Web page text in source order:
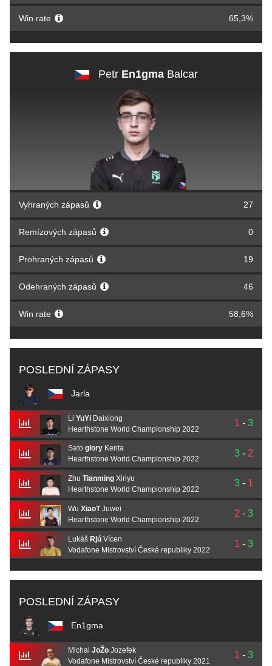
Win rate 65,3%
Petr En1gmaBalcar
Vyhraných zápasů 27
Remízových zápasů 0
Prohraných zápasů 19
Odehraných zápasů 46
Win rate 58,6%
POSLEDNÍ ZÁPASY
Jarla
Li YuYiDaixiong
Hearthstone World Championship 2022
1 - 3
Sato gloryKenta
Hearthstone World Championship 2022
3 - 2
Zhu TianmingXinyu
Hearthstone World Championship 2022
3 - 1
Wu XiaoTJuwei
Hearthstone World Championship 2022
2 - 3
Lukáš RjúVícen
Vodafone Mistrovství České republiky 2022
1 - 3
POSLEDNÍ ZÁPASY
En1gma
Michal JoŽoJozefek
Vodafone Mistrovství České republiky 2021
1 - 3